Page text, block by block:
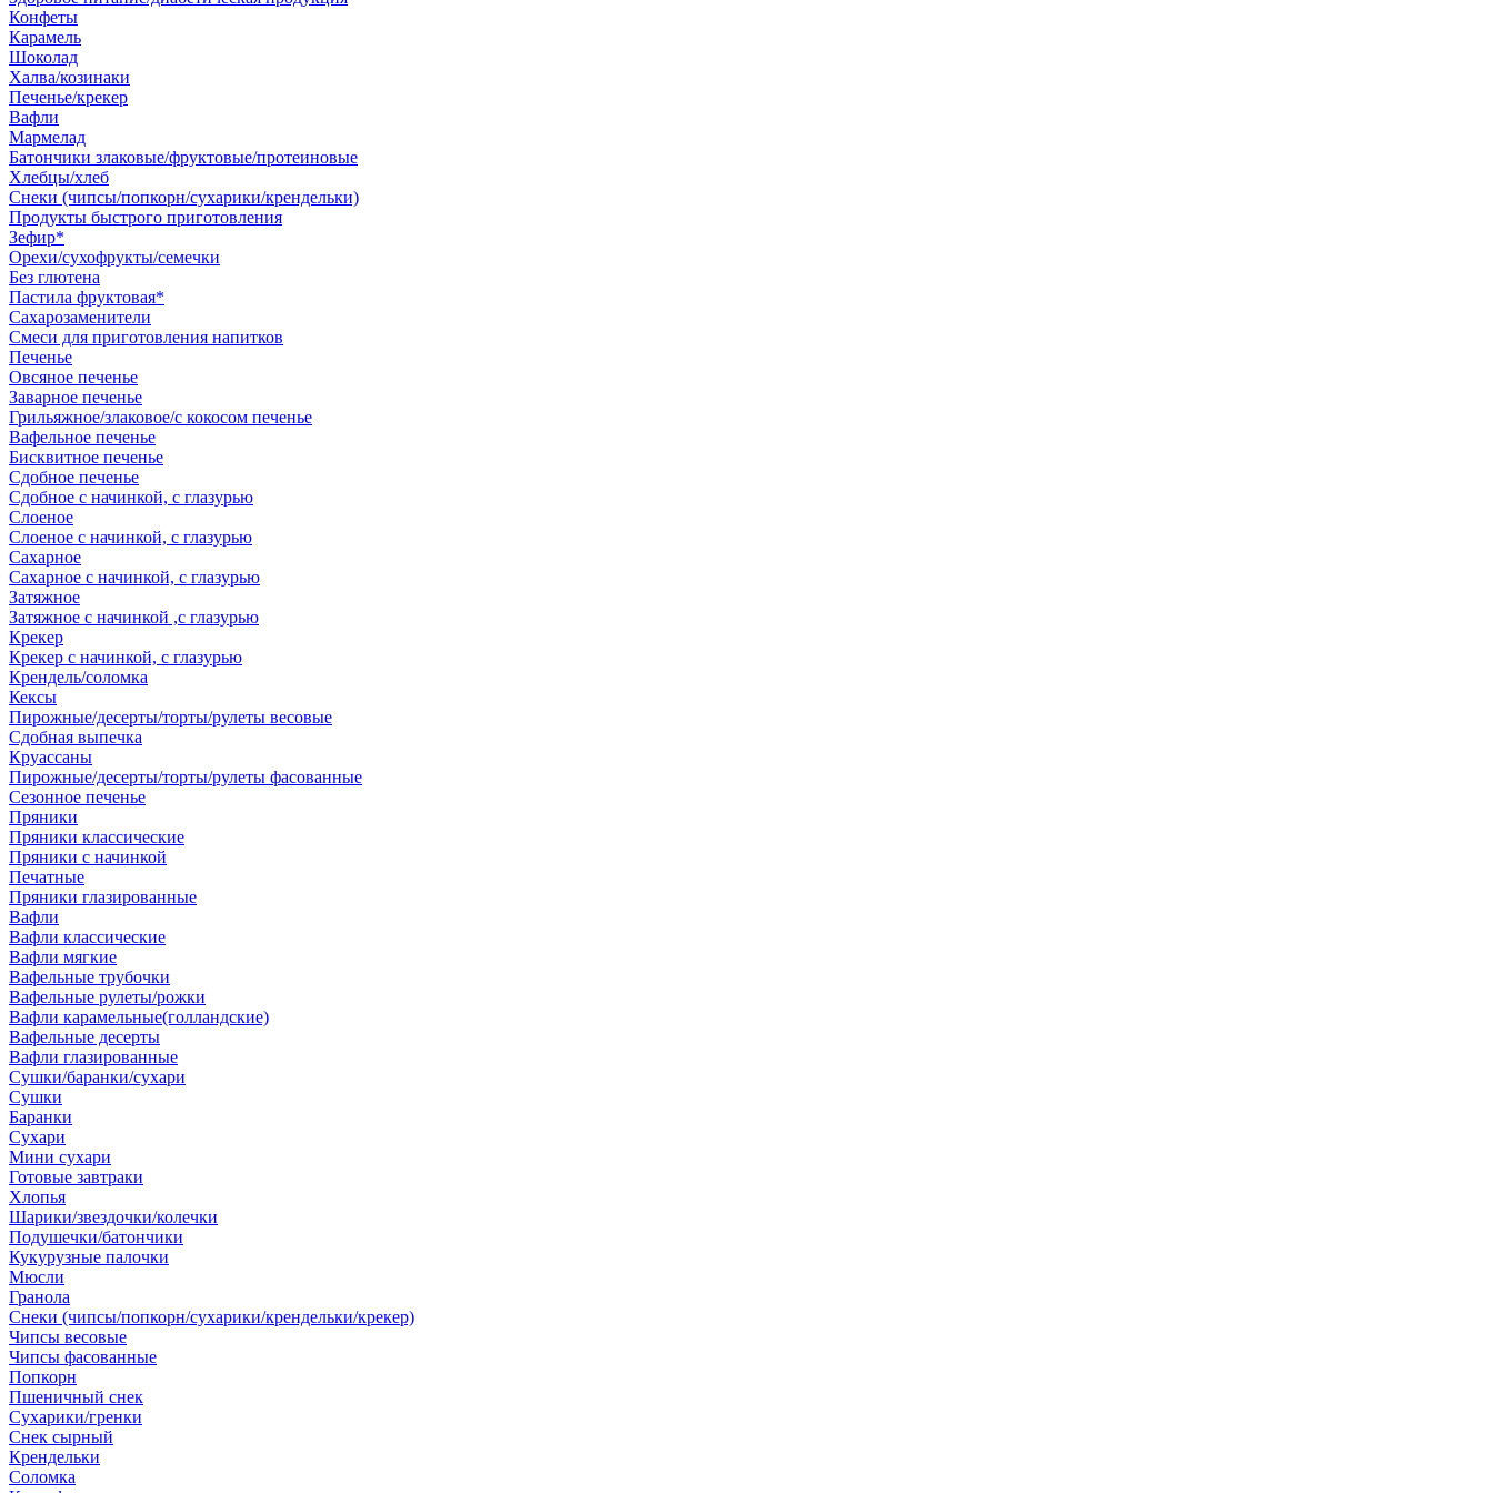
Конфеты
Карамель
Шоколад
Халва/козинаки
Печенье/крекер
Вафли
Мармелад
Батончики злаковые/фруктовые/протеиновые
Хлебцы/хлеб
Снеки (чипсы/попкорн/сухарики/крендельки)
Продукты быстрого приготовления
Зефир*
Орехи/сухофрукты/семечки
Без глютена
Пастила фруктовая*
Сахарозаменители
Смеси для приготовления напитков
Печенье
Овсяное печенье
Заварное печенье
Грильяжное/злаковое/с кокосом печенье
Вафельное печенье
Бисквитное печенье
Сдобное печенье
Сдобное с начинкой, с глазурью
Слоеное
Слоеное с начинкой, с глазурью
Сахарное
Сахарное с начинкой, с глазурью
Затяжное
Затяжное с начинкой ,с глазурью
Крекер
Крекер с начинкой, с глазурью
Крендель/соломка
Кексы
Пирожные/десерты/торты/рулеты весовые
Сдобная выпечка
Круассаны
Пирожные/десерты/торты/рулеты фасованные
Сезонное печенье
Пряники
Пряники классические
Пряники с начинкой
Печатные
Пряники глазированные
Вафли
Вафли классические
Вафли мягкие
Вафельные трубочки
Вафельные рулеты/рожки
Вафли карамельные(голландские)
Вафельные десерты
Вафли глазированные
Сушки/баранки/сухари
Сушки
Баранки
Сухари
Мини сухари
Готовые завтраки
Хлопья
Шарики/звездочки/колечки
Подушечки/батончики
Кукурузные палочки
Мюсли
Гранола
Снеки (чипсы/попкорн/сухарики/крендельки/крекер)
Чипсы весовые
Чипсы фасованные
Попкорн
Пшеничный снек
Сухарики/гренки
Снек сырный
Крендельки
Соломка